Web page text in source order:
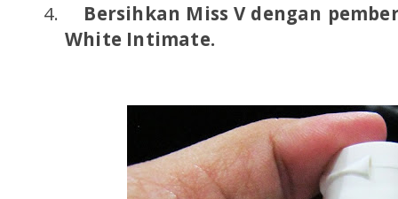
4.
Bersihkan Miss V dengan
White Intimate.